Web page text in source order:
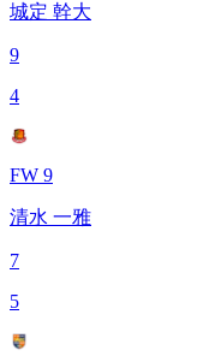
城定 幹大
9
4
FW 9
清水 一雅
7
5